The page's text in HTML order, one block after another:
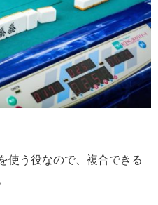
使う役なので、複合できる